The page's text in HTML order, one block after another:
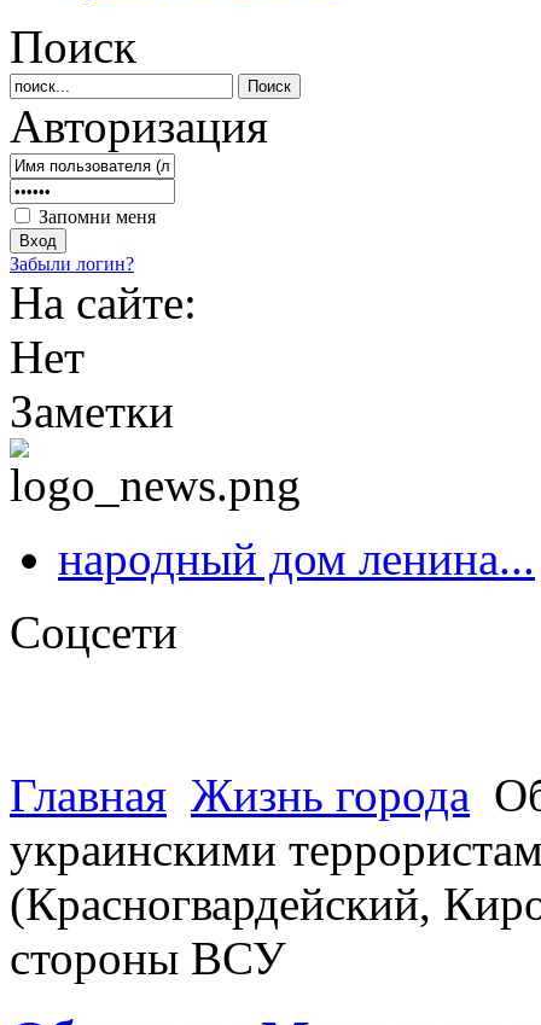
Поиск
Авторизация
Запомни меня
Забыли логин?
На сайте:
Нет
Заметки
народный дом ленина...
Соцсети
Главная Жизнь города
украинскими
(Красногвардейский,
стороны ВСУ